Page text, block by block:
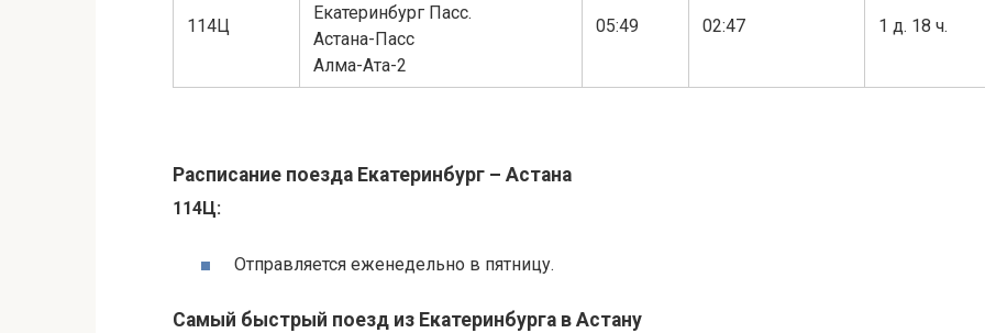
114Ц
Екатеринбург Пасс.
Астана-Пасс
Алма-Ата-2
05:49 02:47 1 д. 18 ч.
Расписание поезда Екатеринбург – Астана
114Ц:
Отправляется еженедельно в пятницу.
Самый быстрый поезд из Екатеринбурга в Астану